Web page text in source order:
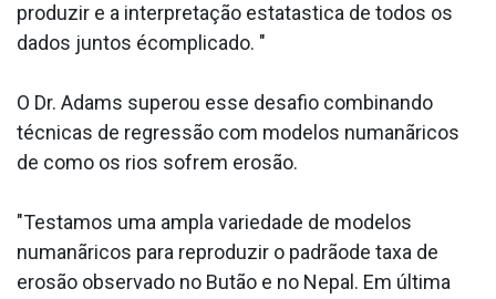
produzir e a interpretação estata­stica de todos os
dados juntos écomplicado. "
O Dr. Adams superou esse desafio combinando
técnicas de regressão com modelos numanãricos
de como os rios sofrem erosão.
"Testamos uma ampla variedade de modelos
numanãricos para reproduzir o padrãode taxa de
erosão observado no Butão e no Nepal. Em última